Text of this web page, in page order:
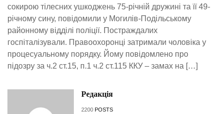
сокирою тілесних ушкоджень 75-річній дружині та її 49-
річному сину, повідомили у Могилів-Подільському
районному відділі поліції. Постраждалих
госпіталізували. Правоохоронці затримали чоловіка у
процесуальному порядку. Йому повідомлено про
підозру за ч.2 ст.15, п.1 ч.2 ст.115 ККУ – замах на […]
Редакція
2200 POSTS